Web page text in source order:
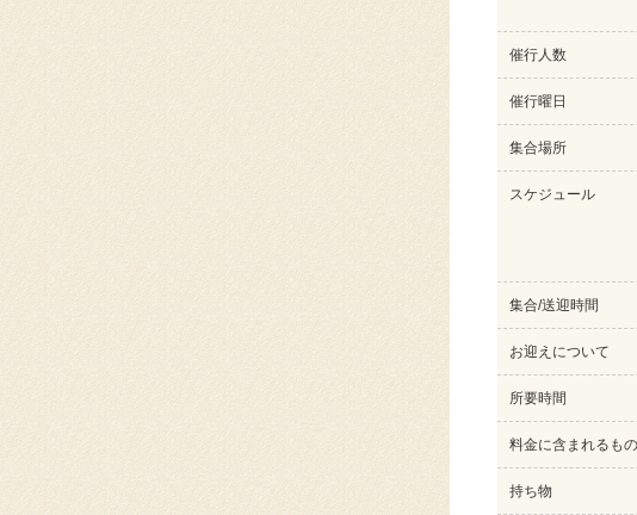
催行人数
催行曜日
集合場所
スケジュール
集合/送迎時間
お迎えについて
所要時間
料金に含まれるもの
持ち物